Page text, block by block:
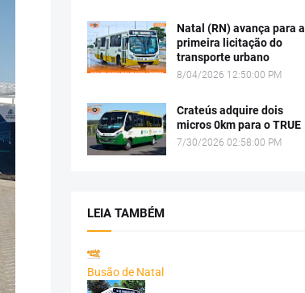
Natal (RN) avança para a
primeira licitação do
transporte urbano
8/04/2026 12:50:00 PM
Crateús adquire dois
micros 0km para o TRUE
7/30/2026 02:58:00 PM
LEIA TAMBÉM
Busão de Natal